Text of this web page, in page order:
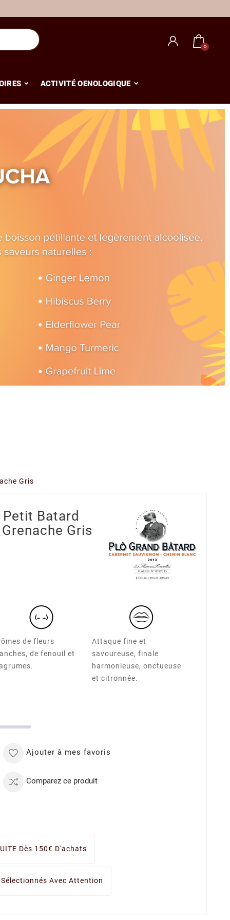
ACTIVITÉ OENOLOGIQUE
Gris
Petit Batard
Gris
de fleurs
de fenouil et
Attaque fine et
savoureuse, finale
harmonieuse, onctueuse
et citronnée.
Ajouter à mes favoris
Comparez ce produit
Dès 150€ D'achats
Avec Attention